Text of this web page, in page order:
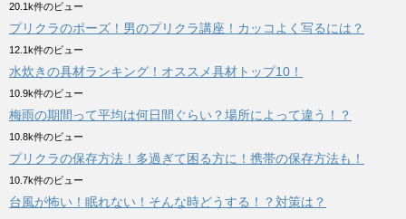
20.1k件のビュー
プリクラのポーズ！男のプリクラ講座！カッコよく写るには？
12.1k件のビュー
水炊きの具材ランキング！オススメ具材トップ10！
10.9k件のビュー
梅雨の期間って平均は何日間ぐらい？場所によって違う！？
10.8k件のビュー
プリクラの保存方法！多過ぎて困る方に！携帯の保存方法も！
10.7k件のビュー
台風が怖い！眠れない！そんな時どうする！？対策は？